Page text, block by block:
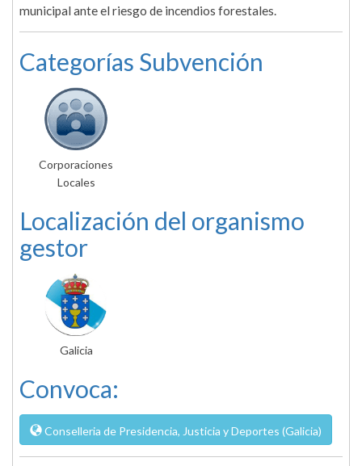
municipal ante el riesgo de incendios forestales.
Categorías Subvención
Corporaciones
Locales
Localización del organismo
gestor
Galicia
Convoca:
Conselleria de Presidencia, Justicia y Deportes (Galicia)